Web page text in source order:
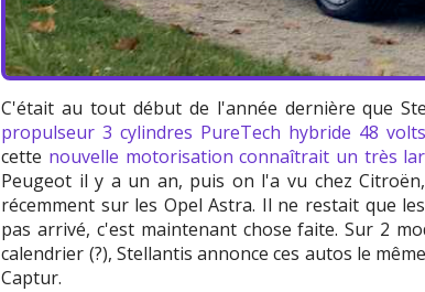
C'était au tout début de l'année dernière que
propulseur 3 cylindres PureTech hybride 48 volts
cette nouvelle motorisation connaîtrait un très
Peugeot il y a un an, puis on l'a vu chez
récemment sur les Opel Astra. Il ne restait que
pas arrivé, c'est maintenant chose faite. Sur 2
calendrier (?), Stellantis annonce ces autos le
Captur.